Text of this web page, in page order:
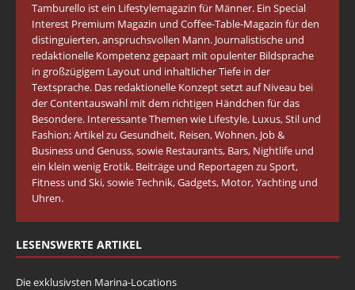
Tamburello ist ein Lifestylemagazin für Männer. Ein Special
Interest Premium Magazin und Coffee-Table-Magazin für den
distinguierten, anspruchsvollen Mann. Journalistische und
redaktionelle Kompetenz gepaart mit opulenter Bildsprache
in großzügigem Layout und inhaltlicher Tiefe in der
Textsprache. Das redaktionelle Konzept setzt auf Niveau bei
der Contentauswahl mit dem richtigen Händchen für das
Besondere. Interessante Themen wie Lifestyle, Luxus, Stil und
Fashion; Artikel zu Gesundheit, Reisen, Wohnen, Job &
Business und Genuss, sowie Restaurants, Bars, Nightlife und
ein klein wenig Erotik. Beiträge und Reportagen zu Sport,
Fitness und Ski, sowie Technik, Gadgets, Motor, Yachting und
Uhren.
LESENSWERTE ARTIKEL
Die exklusivsten Marina-Locations